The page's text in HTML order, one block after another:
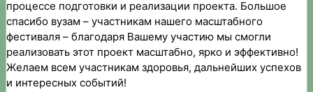
процессе подготовки и реализации проекта. Большое
спасибо вузам – участникам нашего масштабного
фестиваля – благодаря Вашему участию мы смогли
реализовать этот проект масштабно, ярко и эффективно!
Желаем всем участникам здоровья, дальнейших успехов
и интересных событий!